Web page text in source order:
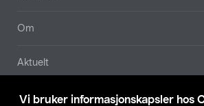
Vi bruker informasjonskapsler hos
Om
Aktuelt
Våre selskaper